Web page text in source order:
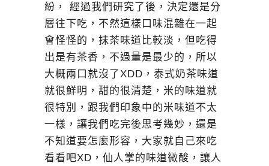
紛， 經過我們研究了後，決定還是分
層往下吃，不然這樣口味混雜在一起
會怪怪的，抹茶味道比較淡，但吃得
出是有茶香，不過量是最少的，所以
大概兩口就沒了XDD，泰式奶茶味道
就很鮮明，甜的很清楚，米的味道就
很特別，跟我們印象中的米味道不太
一樣，讓我們吃完後思考幾妙，還是
不知道要怎麼形容，大家就自己來吃
看看吧XD，仙人掌的味道微酸，讓人